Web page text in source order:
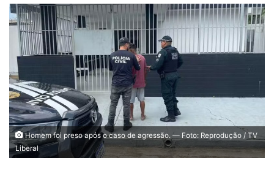
Homem foi preso após o caso de agressão. — Foto: Reprodução / TV
Liberal